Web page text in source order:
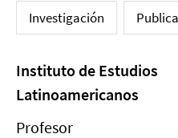
Investigación
Instituto de Estudios
Latinoamericanos
Profesor